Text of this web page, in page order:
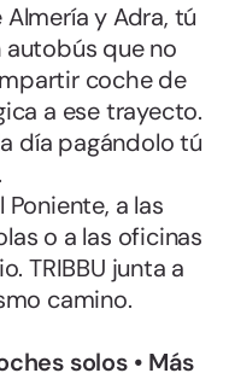
y Adra, tú
autobús que no
coche de
a ese trayecto.
día pagándolo tú
a las
o a las oficinas
TRIBBU junta a
camino.
solos • Más